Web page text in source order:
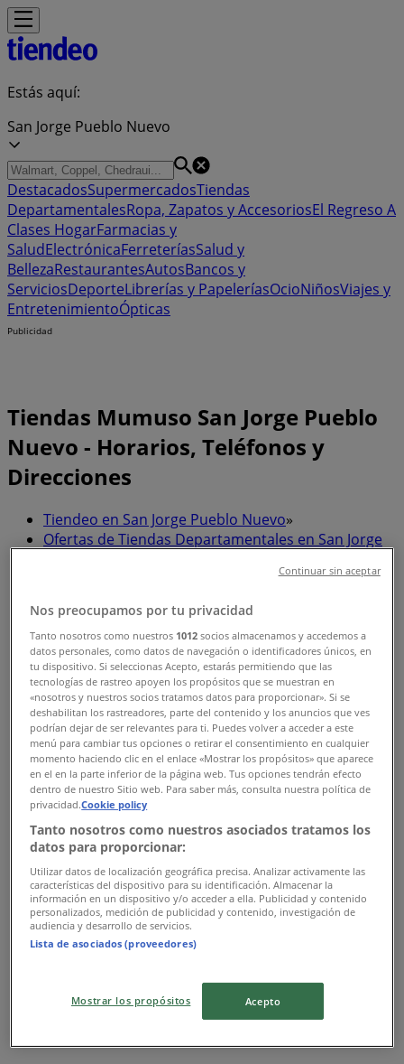
Estás aquí:
San Jorge Pueblo Nuevo
DestacadosSupermercadosTiendas
DepartamentalesRopa, Zapatos y AccesoriosEl Regreso A
Clases HogarFarmacias y
SaludElectrónicaFerreteríasSalud y
BellezaRestaurantesAutosBancos y
ServiciosDeporteLibrerías y PapeleríasOcioNiñosViajes y
EntretenimientoÓpticas
Publicidad
Tiendas Mumuso San Jorge Pueblo
Nuevo - Horarios, Teléfonos y
Direcciones
Tiendeo en San Jorge Pueblo Nuevo»
Ofertas de Tiendas Departamentales en San Jorge
Mumuso en San Jorge Pueblo Nuevo»
Tiendas de Mumuso en San Jorge Pueblo Nuevo
Mumuso
Blvrd Toluca Metepec 400, Zona Sin Asignación de
Nombre de Col 1, 52141 Metepec, Méx., San Jorge
Pueblo Nuevo
920 m
Mumuso
Boulevard Toluca – Metepec Norte No. 400 Col.
954 m
Nos preocupamos por tu privacidad
Tanto nosotros como nuestros 1012 socios almacenamos y accedemos a
datos personales, como datos de navegación o identificadores únicos, en
tu dispositivo. Si seleccionas Acepto, estarás permitiendo que las
tecnologías de rastreo apoyen los propósitos que se muestran en
«nosotros y nuestros socios tratamos datos para proporcionar». Si se
deshabilitan los rastreadores, parte del contenido y los anuncios que ves
podrían dejar de ser relevantes para ti. Puedes volver a acceder a este
menú para cambiar tus opciones o retirar el consentimiento en cualquier
momento haciendo clic en el enlace «Mostrar los propósitos» que aparece
en el en la parte inferior de la página web. Tus opciones tendrán efecto
dentro de nuestro Sitio web. Para saber más, consulta nuestra política de
privacidad.Cookie policy
Tanto nosotros como nuestros asociados tratamos los
datos para proporcionar:
Utilizar datos de localización geográfica precisa. Analizar activamente las
características del dispositivo para su identificación. Almacenar la
información en un dispositivo y/o acceder a ella. Publicidad y contenido
personalizados, medición de publicidad y contenido, investigación de
audiencia y desarrollo de servicios.
Lista de asociados (proveedores)
Mostrar los propósitos Acepto
Continuar sin aceptar